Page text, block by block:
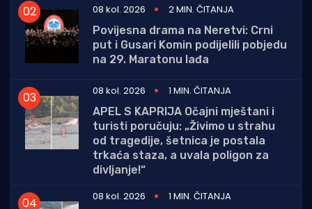
08 kol. 2026
2 MIN. ČITANJA
Povijesna drama na Neretvi: Crni
put i Gusari Komin podijelili pobjedu
na 29. Maratonu lađa
08 kol. 2026
1 MIN. ČITANJA
APEL S KAPRIJA Očajni mještani i
turisti poručuju: „Živimo u strahu
od tragedije, šetnica je postala
trkaća staza, a uvala poligon za
divljanje!“
08 kol. 2026
1 MIN. ČITANJA